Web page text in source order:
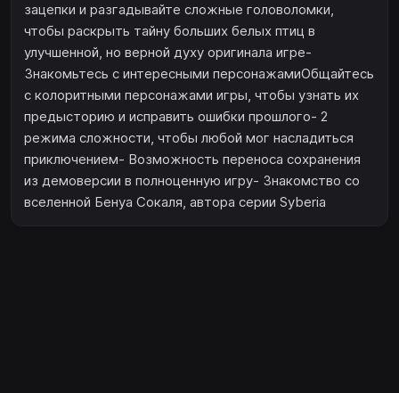
зацепки и разгадывайте сложные головоломки,
чтобы раскрыть тайну больших белых птиц в
улучшенной, но верной духу оригинала игре-
Знакомьтесь с интересными персонажамиОбщайтесь
с колоритными персонажами игры, чтобы узнать их
предысторию и исправить ошибки прошлого- 2
режима сложности, чтобы любой мог насладиться
приключением- Возможность переноса сохранения
из демоверсии в полноценную игру- Знакомство со
вселенной Бенуа Сокаля, автора серии Syberia